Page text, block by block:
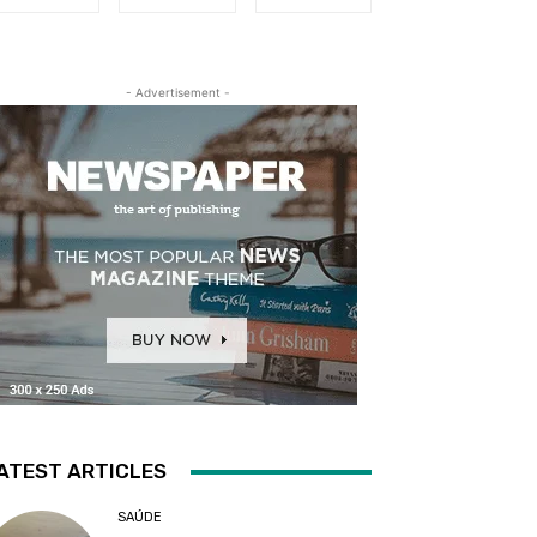
- Advertisement -
ARTICLES
SAÚDE